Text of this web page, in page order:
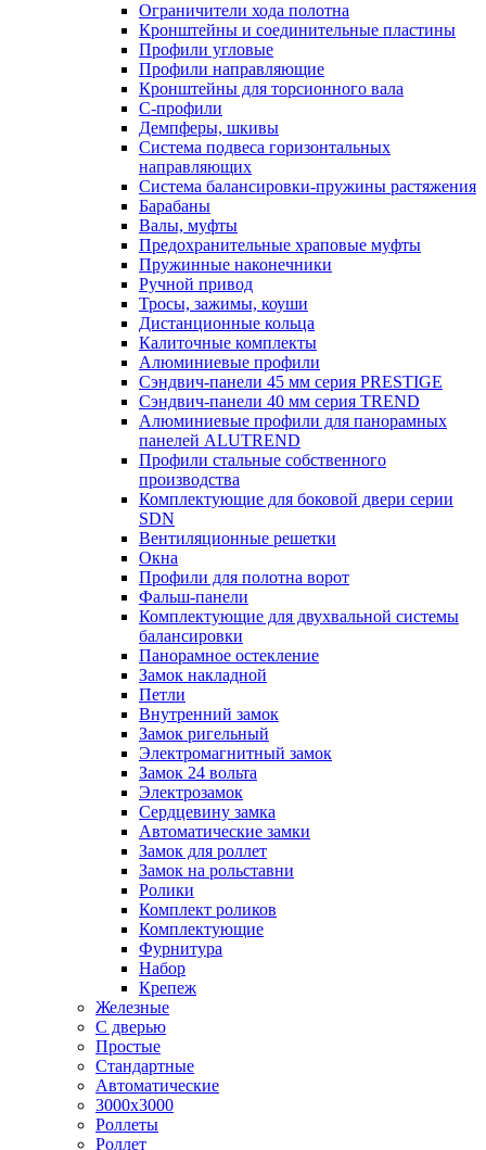
Ограничители хода полотна
Кронштейны и соединительные пластины
Профили угловые
Профили направляющие
Кронштейны для торсионного вала
С-профили
Демпферы, шкивы
Система подвеса горизонтальных
направляющих
Система балансировки-пружины растяжения
Барабаны
Валы, муфты
Предохранительные храповые муфты
Пружинные наконечники
Ручной привод
Тросы, зажимы, коуши
Дистанционные кольца
Калиточные комплекты
Алюминиевые профили
Сэндвич-панели 45 мм серия PRESTIGE
Сэндвич-панели 40 мм серия TREND
Алюминиевые профили для панорамных
панелей ALUTREND
Профили стальные собственного
производства
Комплектующие для боковой двери серии
SDN
Вентиляционные решетки
Окна
Профили для полотна ворот
Фальш-панели
Комплектующие для двухвальной системы
балансировки
Панорамное остекление
Замок накладной
Петли
Внутренний замок
Замок ригельный
Электромагнитный замок
Замок 24 вольта
Электрозамок
Сердцевину замка
Автоматические замки
Замок для роллет
Замок на рольставни
Ролики
Комплект роликов
Комплектующие
Фурнитура
Набор
Крепеж
Железные
С дверью
Простые
Стандартные
Автоматические
3000х3000
Роллеты
Роллет